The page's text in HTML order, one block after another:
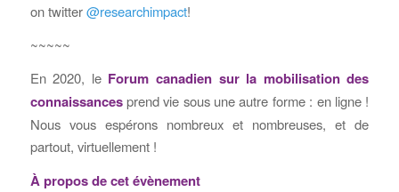
on twitter@researchimpact!
~~~~~
En 2020, le Forum canadien sur la mobilisation des
connaissancesprend vie sous une autre forme : en ligne !
Nous vous espérons nombreux et nombreuses, et de
partout, virtuellement !
À propos de cet évènement